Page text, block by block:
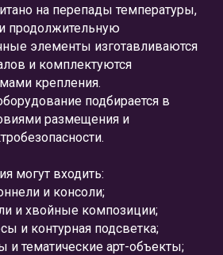
на перепады температуры,
продолжительную
элементы изготавливаются
и комплектуются
крепления.
подбирается в
размещения и
могут входить:
и консоли;
и хвойные композиции;
и контурная подсветка;
тематические арт-объекты;